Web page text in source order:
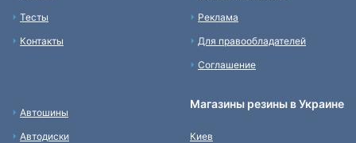
Тесты
Контакты
Реклама
Для правообладателей
Соглашение
Автошины
Автодиски
Магазины резины в Украине
Киев